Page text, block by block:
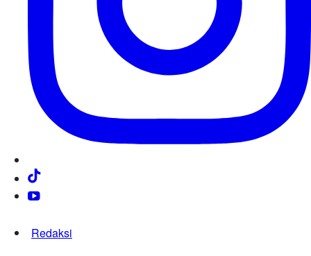
Redaksi